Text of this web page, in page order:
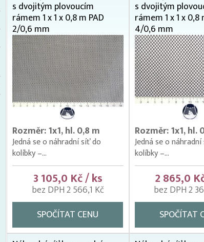
s dvojitým plovoucím
rámem 1 x 1 x 0,8 m PAD
2/0,6 mm
Rozměr: 1x1, hl. 0,8 m
Jedná se o náhradní síť do
kolíbky –...
3 105,0 Kč / ks
bez DPH 2 566,1 Kč
SPOČÍTAT CENU
s dvojitým
rámem 1 x 1 x 0,8
4/0,6 mm
Rozměr: 1x1, hl.
Jedná se o
kolíbky –...
2 865,0
bez DPH 2
SPOČÍTAT